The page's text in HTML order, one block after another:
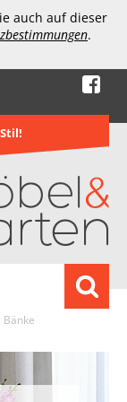
auch auf dieser
.
Bänke